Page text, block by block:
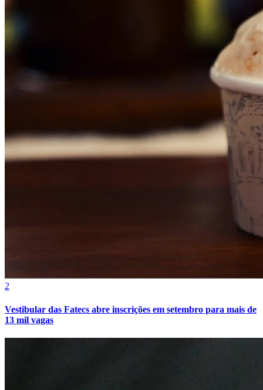
2
Vestibular das Fatecs abre inscrições em setembro para mais de
13 mil vagas